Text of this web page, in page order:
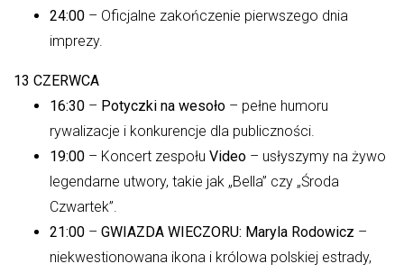
24:00 – Oficjalne zakończenie pierwszego dnia
imprezy.
13 CZERWCA
16:30 – Potyczki na wesoło – pełne humoru
rywalizacje i konkurencje dla publiczności.
19:00 – Koncert zespołu Video – usłyszymy na żywo
legendarne utwory, takie jak „Bella” czy „Środa
Czwartek”.
21:00 – GWIAZDA WIECZORU: Maryla Rodowicz –
niekwestionowana ikona i królowa polskiej estrady,